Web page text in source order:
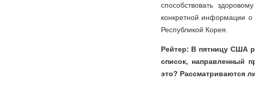
способствовать
конкретной информации
Республикой Корея.
Рейтер: В пятницу США
список, направленный
это? Рассматриваются